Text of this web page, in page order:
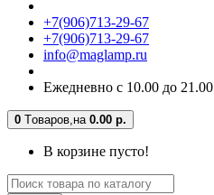
+7(906)713-29-67
+7(906)713-29-67
info@maglamp.ru
Ежедневно с 10.00 до 21.00
0 Tоваров,на 0.00 р.
В корзине пусто!